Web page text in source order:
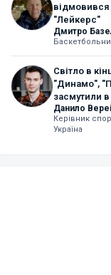
"Лейкерс"
Дмитро
Світло в
"Динамо",
засмутили
Данило
Керівник
Україна